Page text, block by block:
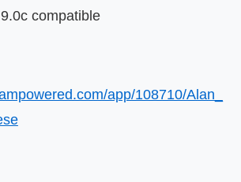
compatible
app/108710/Alan_